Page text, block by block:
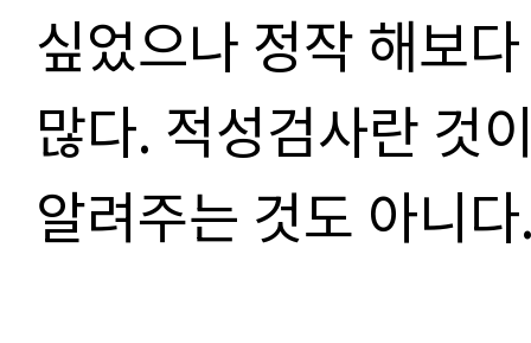
싶었으나 정작 해보
많다. 적성검사란 것
알려주는 것도 아니